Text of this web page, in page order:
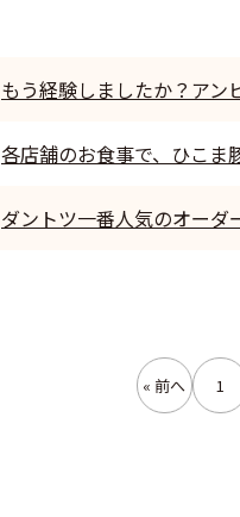
もう経験しましたか？アン
各店舗のお食事で、ひこま
ダントツ一番人気のオーダ
« 前へ 1